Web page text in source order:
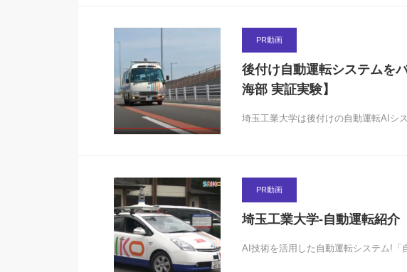
PR動画
後付け自動運転システムを
海部 実証実験】
埼玉工業大学は後付けの自動運転AIシ
PR動画
埼玉工業大学-自動運転紹介
AI技術を活用した自動運転システム!「